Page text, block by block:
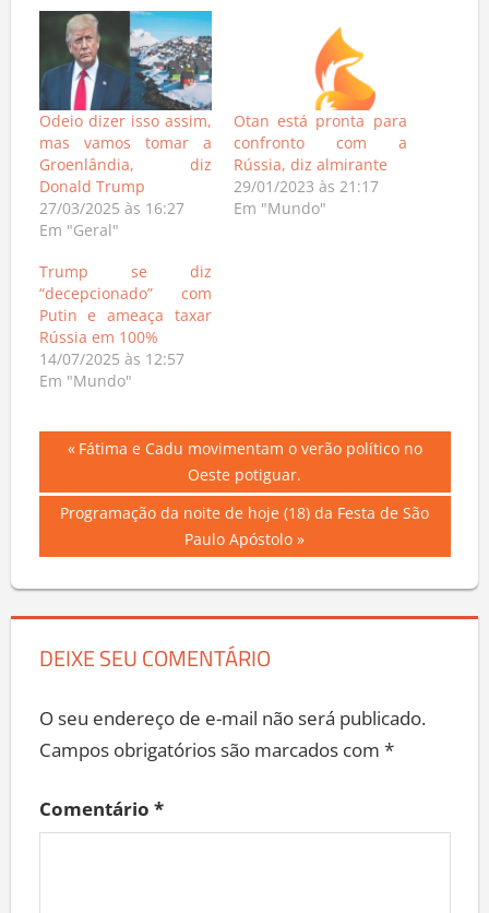
Odeio dizer isso assim,
mas vamos tomar a
Groenlândia, diz
Donald Trump
27/03/2025 às 16:27
Em "Geral"
Otan está pronta para
confronto com a
Rússia, diz almirante
29/01/2023 às 21:17
Em "Mundo"
Trump se diz
“decepcionado” com
Putin e ameaça taxar
Rússia em 100%
14/07/2025 às 12:57
Em "Mundo"
Navegação
de
Post
Previous
Fátima e Cadu movimentam o verão político no
Oeste potiguar.
Next
Programação da noite de hoje (18) da Festa de São
Paulo Apóstolo
DEIXE SEU COMENTÁRIO
O seu endereço de e-mail não será publicado.
Campos obrigatórios são marcados com *
Comentário *